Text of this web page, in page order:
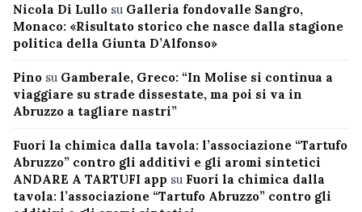
Nicola Di Lullo su Galleria fondovalle Sangro,
Monaco: «Risultato storico che nasce dalla stagione
politica della Giunta D’Alfonso»
Pino su Gamberale, Greco: “In Molise si continua a
viaggiare su strade dissestate, ma poi si va in
Abruzzo a tagliare nastri”
Fuori la chimica dalla tavola: l’associazione “Tartufo
Abruzzo” contro gli additivi e gli aromi sintetici
ANDARE A TARTUFI app su Fuori la chimica dalla
tavola: l’associazione “Tartufo Abruzzo” contro gli